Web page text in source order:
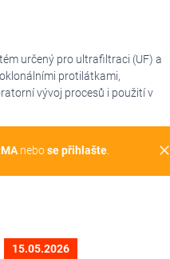
určený pro ultrafiltraci (UF) a
protilátkami,
vývoj procesů i použití v
clear
nebose přihlašte.
15.05.2026